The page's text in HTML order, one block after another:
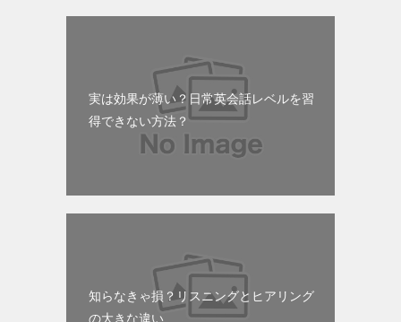
実は効果が薄い？日常英会話レベルを習
得できない方法？
知らなきゃ損？リスニングとヒアリング
の大きな違い